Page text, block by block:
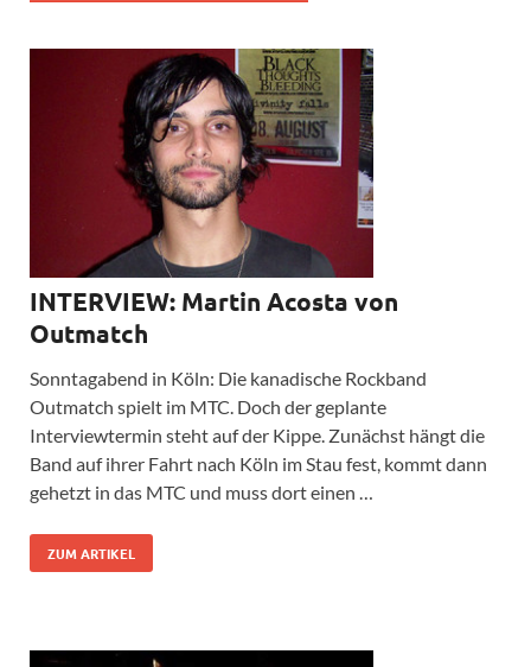
INTERVIEW: Martin Acosta von
Outmatch
Sonntagabend in Köln: Die kanadische Rockband
Outmatch spielt im MTC. Doch der geplante
Interviewtermin steht auf der Kippe. Zunächst hängt die
Band auf ihrer Fahrt nach Köln im Stau fest, kommt dann
gehetzt in das MTC und muss dort einen …
ZUM ARTIKEL